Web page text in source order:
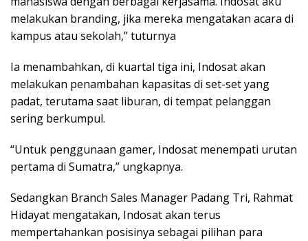
melakukan branding, jika mereka mengatakan acara di
kampus atau sekolah,” tuturnya
Ia menambahkan, di kuartal tiga ini, Indosat akan
melakukan penambahan kapasitas di set-set yang
padat, terutama saat liburan, di tempat pelanggan
sering berkumpul.
“Untuk penggunaan gamer, Indosat menempati urutan
pertama di Sumatra,” ungkapnya.
Sedangkan Branch Sales Manager Padang Tri, Rahmat
Hidayat mengatakan, Indosat akan terus
mempertahankan posisinya sebagai pilihan para